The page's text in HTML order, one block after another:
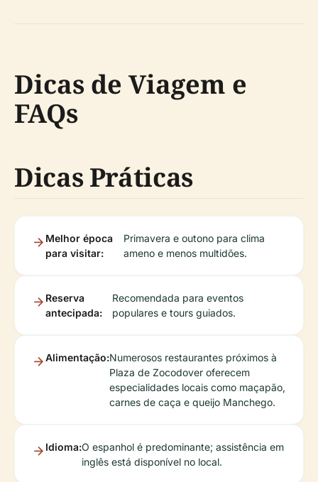
Dicas de Viagem e
FAQs
Dicas Práticas
Melhor época
para visitar:
Primavera e outono para clima
ameno e menos multidões.
Reserva
antecipada:
Recomendada para eventos
populares e tours guiados.
Alimentação:Numerosos restaurantes próximos à
Plaza de Zocodover oferecem
especialidades locais como maçapão,
carnes de caça e queijo Manchego.
Idioma:O espanhol é predominante; assistência em
inglês está disponível no local.